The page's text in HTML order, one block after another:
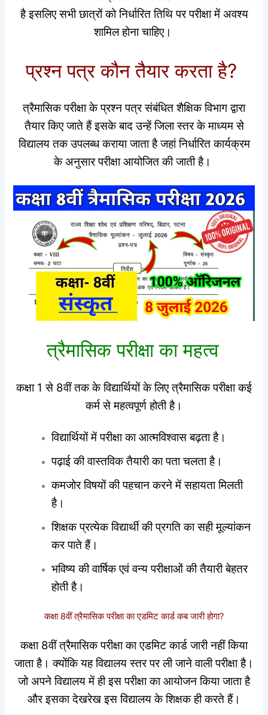
है इसलिए सभी छात्रों को निर्धारित तिथि पर परीक्षा में अवश्य
शामिल होना चाहिए।
प्रश्न पत्र कौन तैयार करता है?
त्रैमासिक परीक्षा के प्रश्न पत्र संबंधित शैक्षिक विभाग द्वारा
तैयार किए जाते हैं इसके बाद उन्हें जिला स्तर के माध्यम से
विद्यालय तक उपलब्ध कराया जाता है जहां निर्धारित कार्यक्रम
के अनुसार परीक्षा आयोजित की जाती है।
त्रैमासिक परीक्षा का महत्व
कक्षा 1 से 8वीं तक के विद्यार्थियों के लिए त्रैमासिक परीक्षा कई
कर्म से महत्वपूर्ण होती है।
विद्यार्थियों में परीक्षा का आत्मविश्वास बढ़ता है।
पढ़ाई की वास्तविक तैयारी का पता चलता है।
कमजोर विषयों की पहचान करने में सहायता मिलती
है।
शिक्षक प्रत्येक विद्यार्थी की प्रगति का सही मूल्यांकन
कर पाते हैं।
भविष्य की वार्षिक एवं वन्य परीक्षाओं की तैयारी बेहतर
होती है।
कक्षा 8वीं त्रैमासिक परीक्षा का एडमिट कार्ड कब जारी होगा?
कक्षा 8वीं त्रैमासिक परीक्षा का एडमिट कार्ड जारी नहीं किया
जाता है। क्योंकि यह विद्यालय स्तर पर ली जाने वाली परीक्षा है।
जो अपने विद्यालय में ही इस परीक्षा का आयोजन किया जाता है
और इसका देखरेख इस विद्यालय के शिक्षक ही करते हैं।